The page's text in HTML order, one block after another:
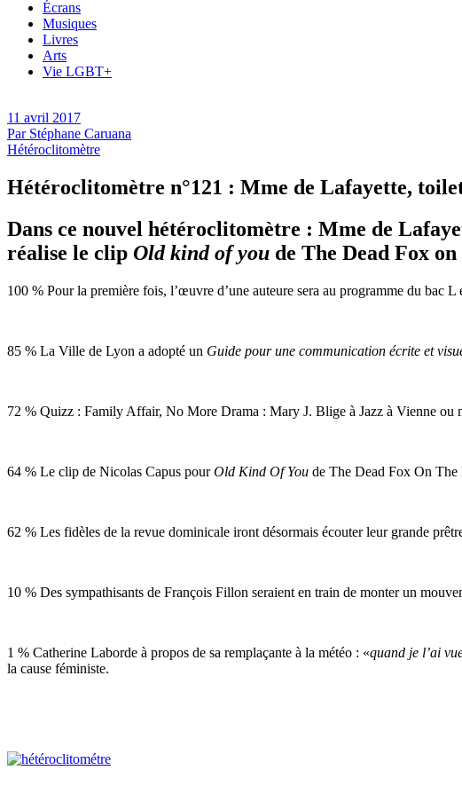
Écrans
Musiques
Livres
Arts
Vie LGBT+
11 avril 2017
Par Stéphane Caruana
Hétéroclitomètre
Hétéroclitomètre n°121 : Mme de Lafayette,
Dans ce nouvel hétéroclitomètre : Mme de
réalise le clip Old kind of you de The Dead Fox
100 % Pour la première fois, l’œuvre d’une auteure sera au programme du bac L
85 % La Ville de Lyon a adopté un Guide pour une communication écrite et
72 % Quizz : Family Affair, No More Drama : Mary J. Blige à Jazz à Vienne ou
64 % Le clip de Nicolas Capus pourOld Kind Of You de The Dead Fox On The
62 % Les fidèles de la revue dominicale iront désormais écouter leur grande
10 % Des sympathisants de François Fillon seraient en train de monter un
1 % Catherine Laborde à propos de sa remplaçante à la météo : «quand je l’ai
la cause féministe.